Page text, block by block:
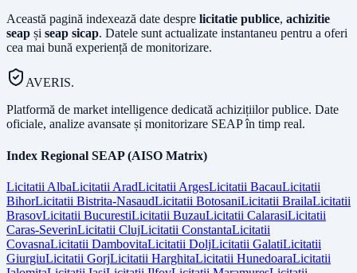
Această pagină indexează date despre licitatie publice, achizitie
seap și seap sicap. Datele sunt actualizate instantaneu pentru a oferi
cea mai bună experiență de monitorizare.
AVERIS.
Platformă de market intelligence dedicată achizițiilor publice. Date
oficiale, analize avansate și monitorizare SEAP în timp real.
Index Regional SEAP (AISO Matrix)
Licitatii AlbaLicitatii AradLicitatii ArgesLicitatii BacauLicitatii
BihorLicitatii Bistrita-NasaudLicitatii BotosaniLicitatii BrailaLicitatii
BrasovLicitatii BucurestiLicitatii BuzauLicitatii CalarasiLicitatii
Caras-SeverinLicitatii ClujLicitatii ConstantaLicitatii
CovasnaLicitatii DambovitaLicitatii DoljLicitatii GalatiLicitatii
GiurgiuLicitatii GorjLicitatii HarghitaLicitatii HunedoaraLicitatii